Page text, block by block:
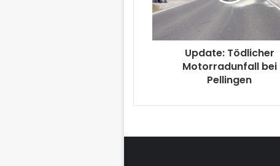
Update: Tödlicher
Motorradunfall bei
Pellingen